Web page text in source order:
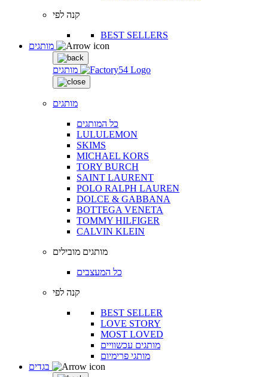
קנה לפי
BEST SELLERS
מותגים
מותגים
כל המותגים
LULULEMON
SKIMS
MICHAEL KORS
TORY BURCH
SAINT LAURENT
POLO RALPH LAUREN
DOLCE & GABBANA
BOTTEGA VENETA
TOMMY HILFIGER
CALVIN KLEIN
מותגים מובילים
כל המעצבים
קנה לפי
BEST SELLER
LOVE STORY
MOST LOVED
מותגים עכשוויים
מותגי פרימיום